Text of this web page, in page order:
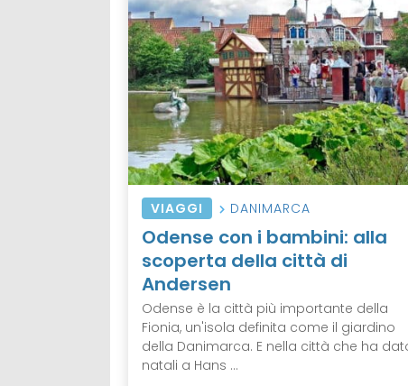
VIAGGI DANIMARCA
Odense con i bambini: alla
scoperta della città di
Andersen
Odense è la città più importante della
Fionia, un'isola definita come il giardino
della Danimarca. E nella città che ha
natali a Hans ...